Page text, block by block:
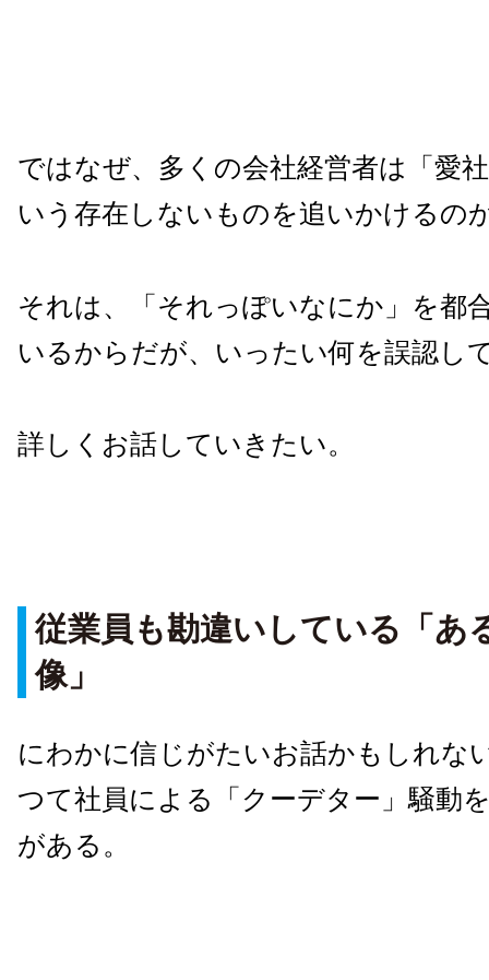
ではなぜ、多くの会社経営者は「愛
いう存在しないものを追いかけるの
それは、「それっぽいなにか」を都
いるからだが、いったい何を誤認し
詳しくお話していきたい。
従業員も勘違いしている「あ
像」
にわかに信じがたいお話かもしれな
つて社員による「クーデター」騒動
がある。